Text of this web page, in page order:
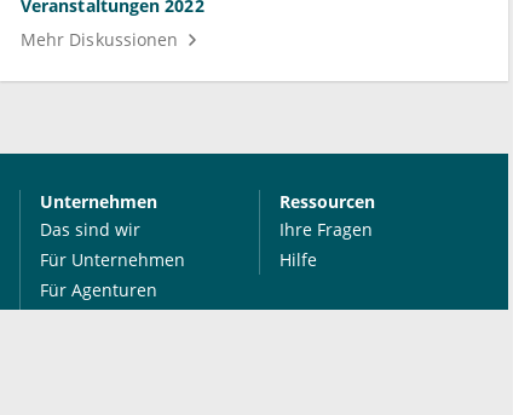
Veranstaltungen 2022
Mehr Diskussionen
Unternehmen
Das sind wir
Für Unternehmen
Für Agenturen
Ressourcen
Ihre Fragen
Hilfe